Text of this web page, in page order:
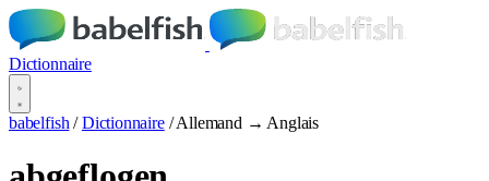
Dictionnaire
babelfish / Dictionnaire / Allemand → Anglais